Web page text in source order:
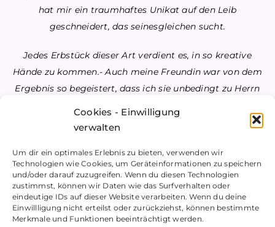
Cookies - Einwilligung
verwalten
Um dir ein optimales Erlebnis zu bieten, verwenden wir
Technologien wie Cookies, um Geräteinformationen zu speichern
und/oder darauf zuzugreifen. Wenn du diesen Technologien
zustimmst, können wir Daten wie das Surfverhalten oder
eindeutige IDs auf dieser Website verarbeiten. Wenn du deine
Einwillligung nicht erteilst oder zurückziehst, können bestimmte
Merkmale und Funktionen beeinträchtigt werden.
hat mir ein traumhaftes Unikat auf den Leib
geschneidert, das seinesgleichen sucht.
Jedes Erbstück dieser Art verdient es, in so kreative
Hände zu kommen.-Auch meine Freundin war von dem
Ergebnis so begeistert, dass ich sie unbedingt zu Herrn
getragen) war inzwischen zu schwer für ihre Schultern.
–Herr Heinrich nahm sich mit seinem Know how ihres
Problems an und nun schwelgt sie in Vorfreude auf den
nächsten Winter!